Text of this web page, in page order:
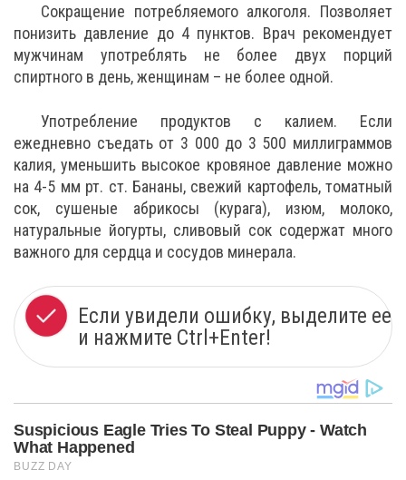
Сокращение потребляемого алкоголя. Позволяет
понизить давление до 4 пунктов. Врач рекомендует
мужчинам употреблять не более двух порций
спиртного в день, женщинам – не более одной.
Употребление продуктов с калием. Если
ежедневно съедать от 3 000 до 3 500 миллиграммов
калия, уменьшить высокое кровяное давление можно
на 4-5 мм рт. ст. Бананы, свежий картофель, томатный
сок, сушеные абрикосы (курага), изюм, молоко,
натуральные йогурты, сливовый сок содержат много
важного для сердца и сосудов минерала.
Если увидели ошибку, выделите ее
и нажмите Ctrl+Enter!
Suspicious Eagle Tries To Steal Puppy - Watch
What Happened
BUZZ DAY